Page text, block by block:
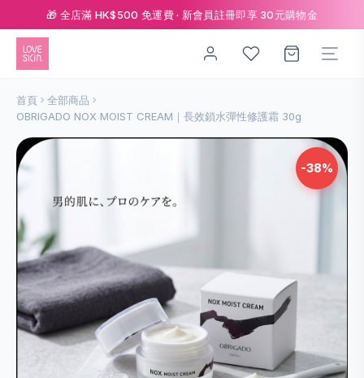
🎁 全店滿 HK$500 免運費 · 新會員註冊即享 30元購物金
首頁
全部商品
OBRIGADO NOX MOIST CREAM｜長效鎖水彈性修護霜 30g
-38%